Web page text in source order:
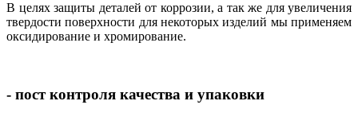
В целях защиты деталей от коррозии, а так же для увеличения
твердости поверхности для некоторых изделий мы применяем
оксидирование и хромирование.
- пост контроля качества и упаковки